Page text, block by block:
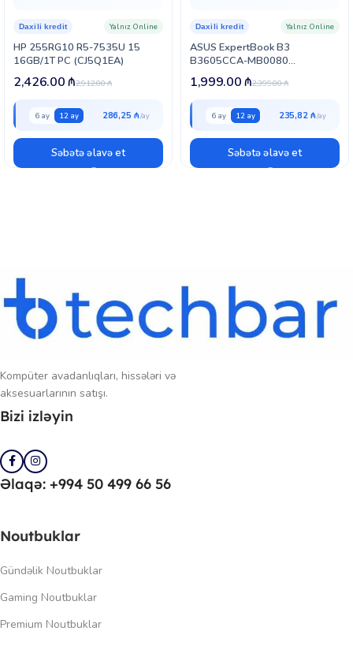
HP 255RG10 R5-7535U 15
16GB/1T PC (CJ5Q1EA)
Daxili kredit Yalnız Online
2,912.00₼
2,426.00₼
6 ay 12 ay 286,25 ₼
Səbətə əlavə et
ASUS ExpertBook B3
B3605CCA-MB0080
(90NX08N1-M00340)
Daxili kredit Yalnız Online
2,399.00₼
1,999.00₼
6 ay 12 ay 235,82 ₼
Səbətə əlavə et
Kompüter avadanlıqları, hissələri və
aksesuarlarının satışı.
Bizi izləyin
Əlaqə: +994 50 499 66 56
Noutbuklar
Gündəlik Noutbuklar
Gaming Noutbuklar
Premium Noutbuklar